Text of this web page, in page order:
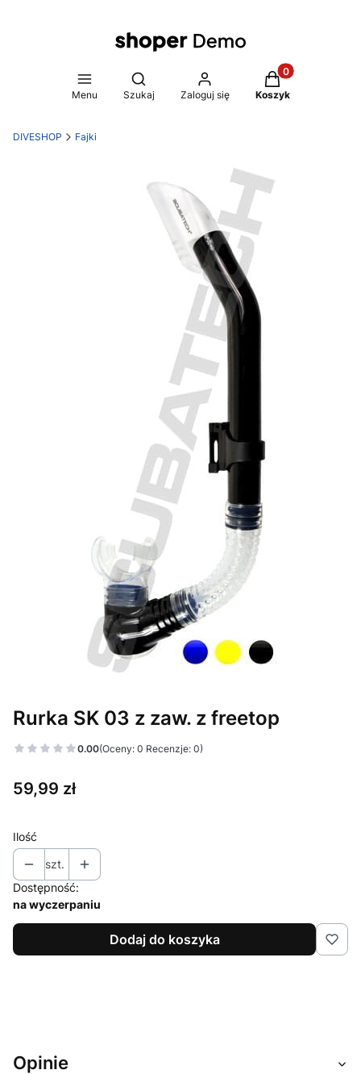
Menu
Otwórz wyszukiwarkę
Szukaj Zaloguj się
Produkty w
Koszyk
DIVESHOP Fajki
Rurka SK 03 z zaw. z freetop
0.00(Oceny: 0 Recenzje: 0)
Cena
59,99 zł
Ilość
szt.
Dostępność:
na wyczerpaniu
Dodaj do koszyka
Opinie